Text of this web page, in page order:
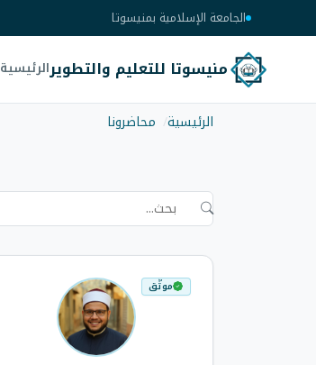
الجامعة الإسلامية بمنيسوتا
منيسوتا للتعليم والتطويرالرئيسية
الرئيسية محاضرونا
محاضرونا
موثّق